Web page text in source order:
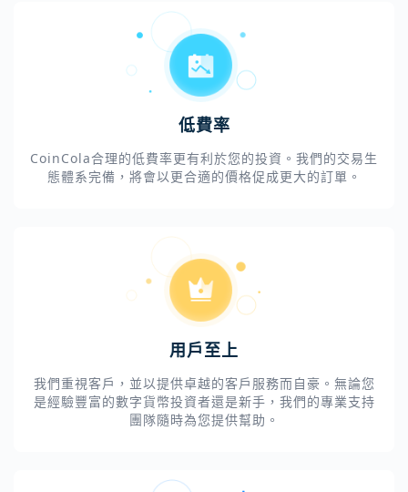
低費率
CoinCola合理的低費率更有利於您的投資。我們的交易生
態體系完備，將會以更合適的價格促成更大的訂單。
用戶至上
我們重視客戶，並以提供卓越的客戶服務而自豪。無論您
是經驗豐富的數字貨幣投資者還是新手，我們的專業支持
團隊隨時為您提供幫助。